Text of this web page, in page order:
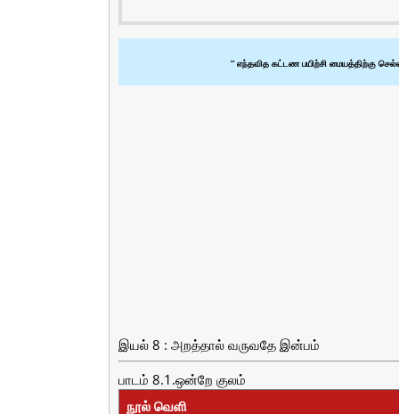
” எந்தவித கட்டண பயிற்சி மையத்திற்கு
இயல் 8 : அறத்தால் வருவதே இன்பம்
பாடம் 8.1.ஒன்றே குலம்
நூல் வெளி